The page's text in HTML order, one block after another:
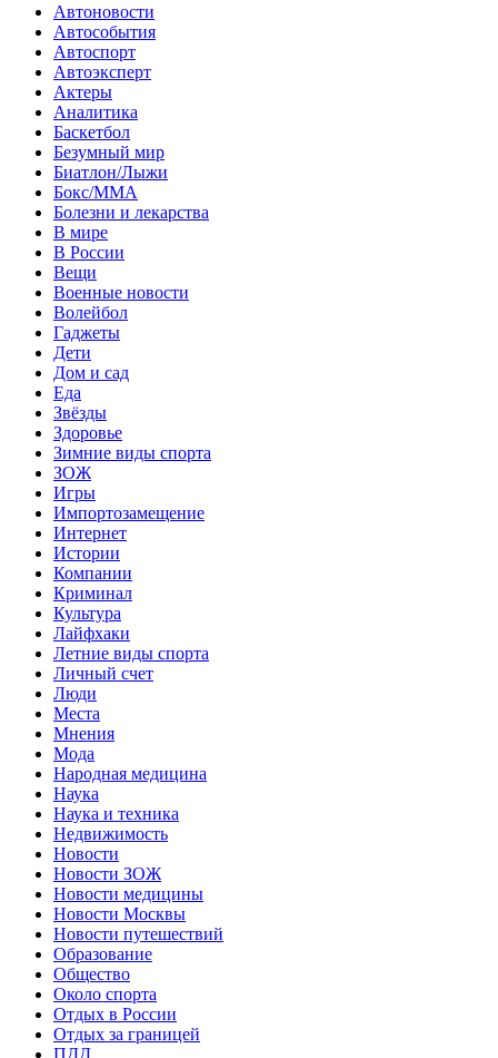
Автоновости
Автособытия
Автоспорт
Автоэксперт
Актеры
Аналитика
Баскетбол
Безумный мир
Биатлон/Лыжи
Бокс/MMA
Болезни и лекарства
В мире
В России
Вещи
Военные новости
Волейбол
Гаджеты
Дети
Дом и сад
Еда
Звёзды
Здоровье
Зимние виды спорта
ЗОЖ
Игры
Импортозамещение
Интернет
Истории
Компании
Криминал
Культура
Лайфхаки
Летние виды спорта
Личный счет
Люди
Места
Мнения
Мода
Народная медицина
Наука
Наука и техника
Недвижимость
Новости
Новости ЗОЖ
Новости медицины
Новости Москвы
Новости путешествий
Образование
Общество
Около спорта
Отдых в России
Отдых за границей
ПДД